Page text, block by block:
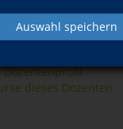
Auswahl speichern
Ehrmaier
Dozentenprofil
dieses Dozenten